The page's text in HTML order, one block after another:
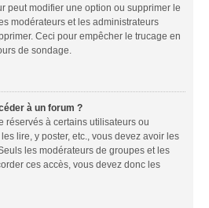
peut modifier une option ou supprimer le
modérateurs et les administrateurs
Ceci pour empêcher le trucage en
de sondage.
à un forum ?
réservés à certains utilisateurs ou
lire, y poster, etc., vous devez avoir les
les modérateurs de groupes et les
ces accès, vous devez donc les